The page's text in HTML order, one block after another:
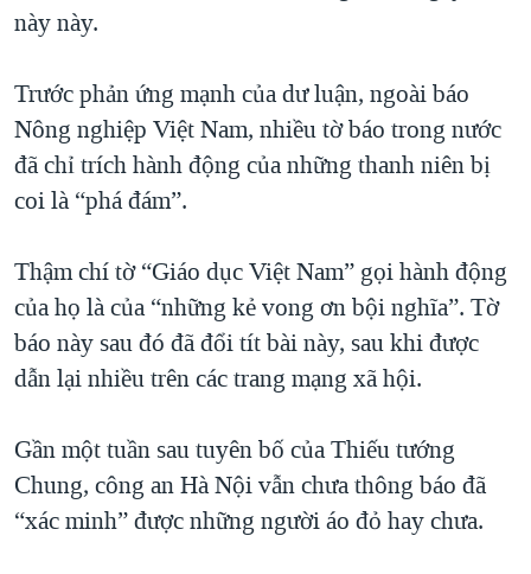
này này.
Trước phản ứng mạnh của dư luận, ngoài báo
Nông nghiệp Việt Nam, nhiều tờ báo trong nước
đã chỉ trích hành động của những thanh niên bị
coi là “phá đám”.
Thậm chí tờ “Giáo dục Việt Nam” gọi hành động
của họ là của “những kẻ vong ơn bội nghĩa”. Tờ
báo này sau đó đã đổi tít bài này, sau khi được
dẫn lại nhiều trên các trang mạng xã hội.
Gần một tuần sau tuyên bố của Thiếu tướng
Chung, công an Hà Nội vẫn chưa thông báo đã
“xác minh” được những người áo đỏ hay chưa.